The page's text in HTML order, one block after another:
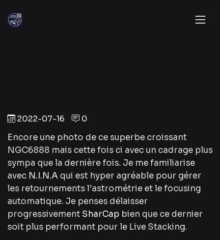
2022-07-16
0
Encore une photo de ce superbe croissant
NGC6888 mais cette fois ci avec un cadrage plus
sympa que la dernière fois. Je me familiarise
avec N.I.N.A qui est hyper agréable pour gérer
les retournements l’astrométrie et le focusing
automatique. Je penses délaisser
progressivement SharCap bien que ce dernier
soit plus performant pour le Live Stacking.